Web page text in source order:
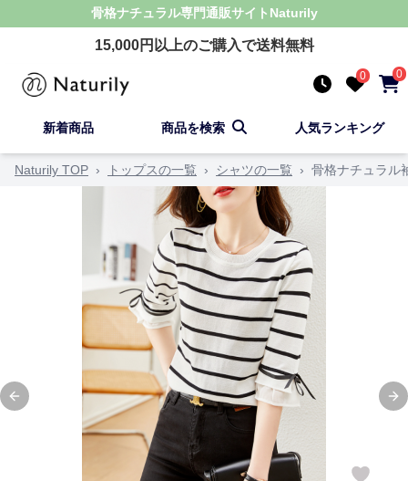
骨格ナチュラル専門通販サイト Naturily
15,000円以上のご購入で送料無料
0 0
新着商品 商品を検索 人気ランキング
Naturily TOP › トップスの一覧 › シャツの一覧 › 骨格ナチュラル
Previous slide